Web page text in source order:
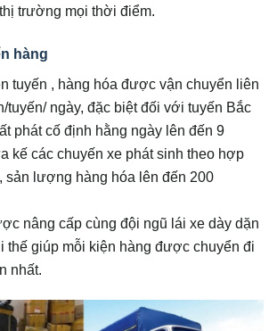
trường mọi thời điểm.
hàng
tuyến , hàng hóa được vận chuyển liên
tuyến/ ngày, đặc biệt đối với tuyến Bắc
phát cố định hằng ngày lên đến 9
kế các chuyến xe phát sinh theo hợp
sản lượng hàng hóa lên đến 200
nâng cấp cùng đội ngũ lái xe dày dặn
thế giúp mỗi kiện hàng được chuyển đi
nhất.